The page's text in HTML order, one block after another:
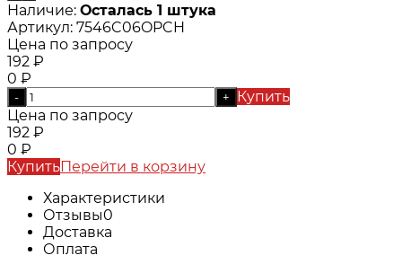
Наличие: Осталась 1 штука
Артикул: 7546C06OPCH
Цена по запросу
192 ₽
0 ₽
- +
Купить
Цена по запросу
192 ₽
0 ₽
КупитьПерейти в корзину
Характеристики
Отзывы0
Доставка
Оплата